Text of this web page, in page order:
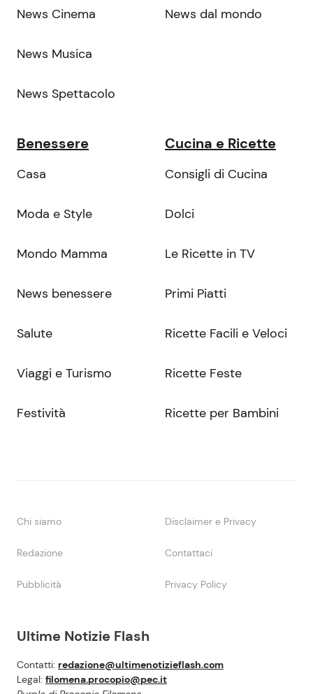
Ultime Notizie Flash
Contatti: redazione@ultimenotizieflash.com
Legal: filomena.procopio@pec.it
News Cinema
News Musica
News Spettacolo
News dal mondo
Benessere
Casa
Moda e Style
Mondo Mamma
News benessere
Salute
Viaggi e Turismo
Festività
Cucina e Ricette
Consigli di Cucina
Dolci
Le Ricette in TV
Primi Piatti
Ricette Facili e Veloci
Ricette Feste
Ricette per Bambini
Chi siamo Disclaimer e Privacy
Redazione Contattaci
Pubblicità Privacy Policy